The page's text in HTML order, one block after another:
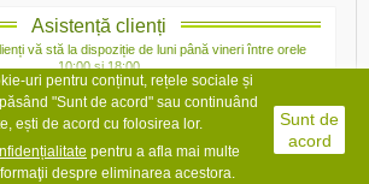
Asistență clienți
vă stă la dispoziție de luni până vineri între orele
10:00 și 18:00
uri pentru conținut, rețele sociale și
"Sunt de acord" sau continuând
ești de acord cu folosirea lor.
ate pentru a afla mai multe
despre eliminarea acestora.
Sunt de
acord
Bio Pur. Toate drepturile rezervate.